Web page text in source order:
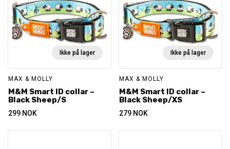
Ikke på lager
MAX & MOLLY
M&M Smart ID collar –
Black Sheep/S
299 NOK
Ikke på lager
MAX & MOLLY
M&M Smart ID collar –
Black Sheep/XS
279 NOK